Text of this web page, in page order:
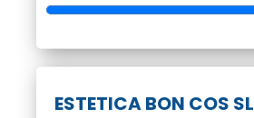
WWW
ESTETICA BON COS SL